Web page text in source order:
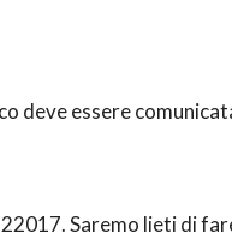
deve essere
Saremo lieti di